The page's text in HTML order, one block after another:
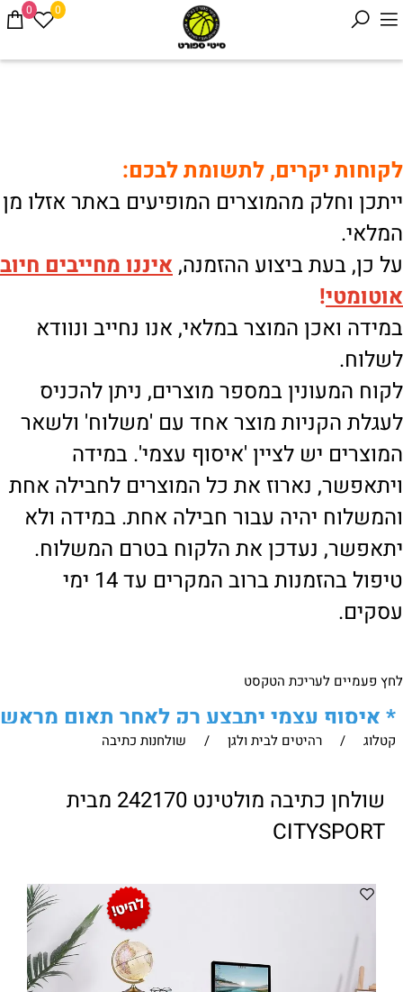
0 0
לקוחות יקרים, לתשומת לבכם:
ייתכן וחלק מהמוצרים המופיעים באתר אזלו מן
המלאי.
על כן, בעת ביצוע ההזמנה, איננו מחייבים חיוב
אוטומטי!
במידה ואכן המוצר במלאי, אנו נחייב ונוודא
לשלוח.
לקוח המעונין במספר מוצרים, ניתן להכניס
לעגלת הקניות מוצר אחד עם 'משלוח' ולשאר
המוצרים יש לציין 'איסוף עצמי'. במידה
ויתאפשר, נארוז את כל המוצרים לחבילה אחת
והמשלוח יהיה עבור חבילה אחת. במידה ולא
יתאפשר, נעדכן את הלקוח בטרם המשלוח.
טיפול בהזמנות ברוב המקרים עד 14 ימי
עסקים.
לחץ פעמיים לעריכת הטקסט
* איסוף עצמי יתבצע רק לאחר תאום מראש
של הלקוח מול נציגנו
ווטצאפ(הודעות בלבד ):
052-8059900
מענה טלפוני:
בין השעות 9:00-17:00
באתר
דוא"ל:
citysport1@013.net
citysport2@013.net
קטלוג / רהיטים לבית ולגן / שולחנות כתיבה
שולחן כתיבה מולטינט 242170 מבית
CITYSPORT